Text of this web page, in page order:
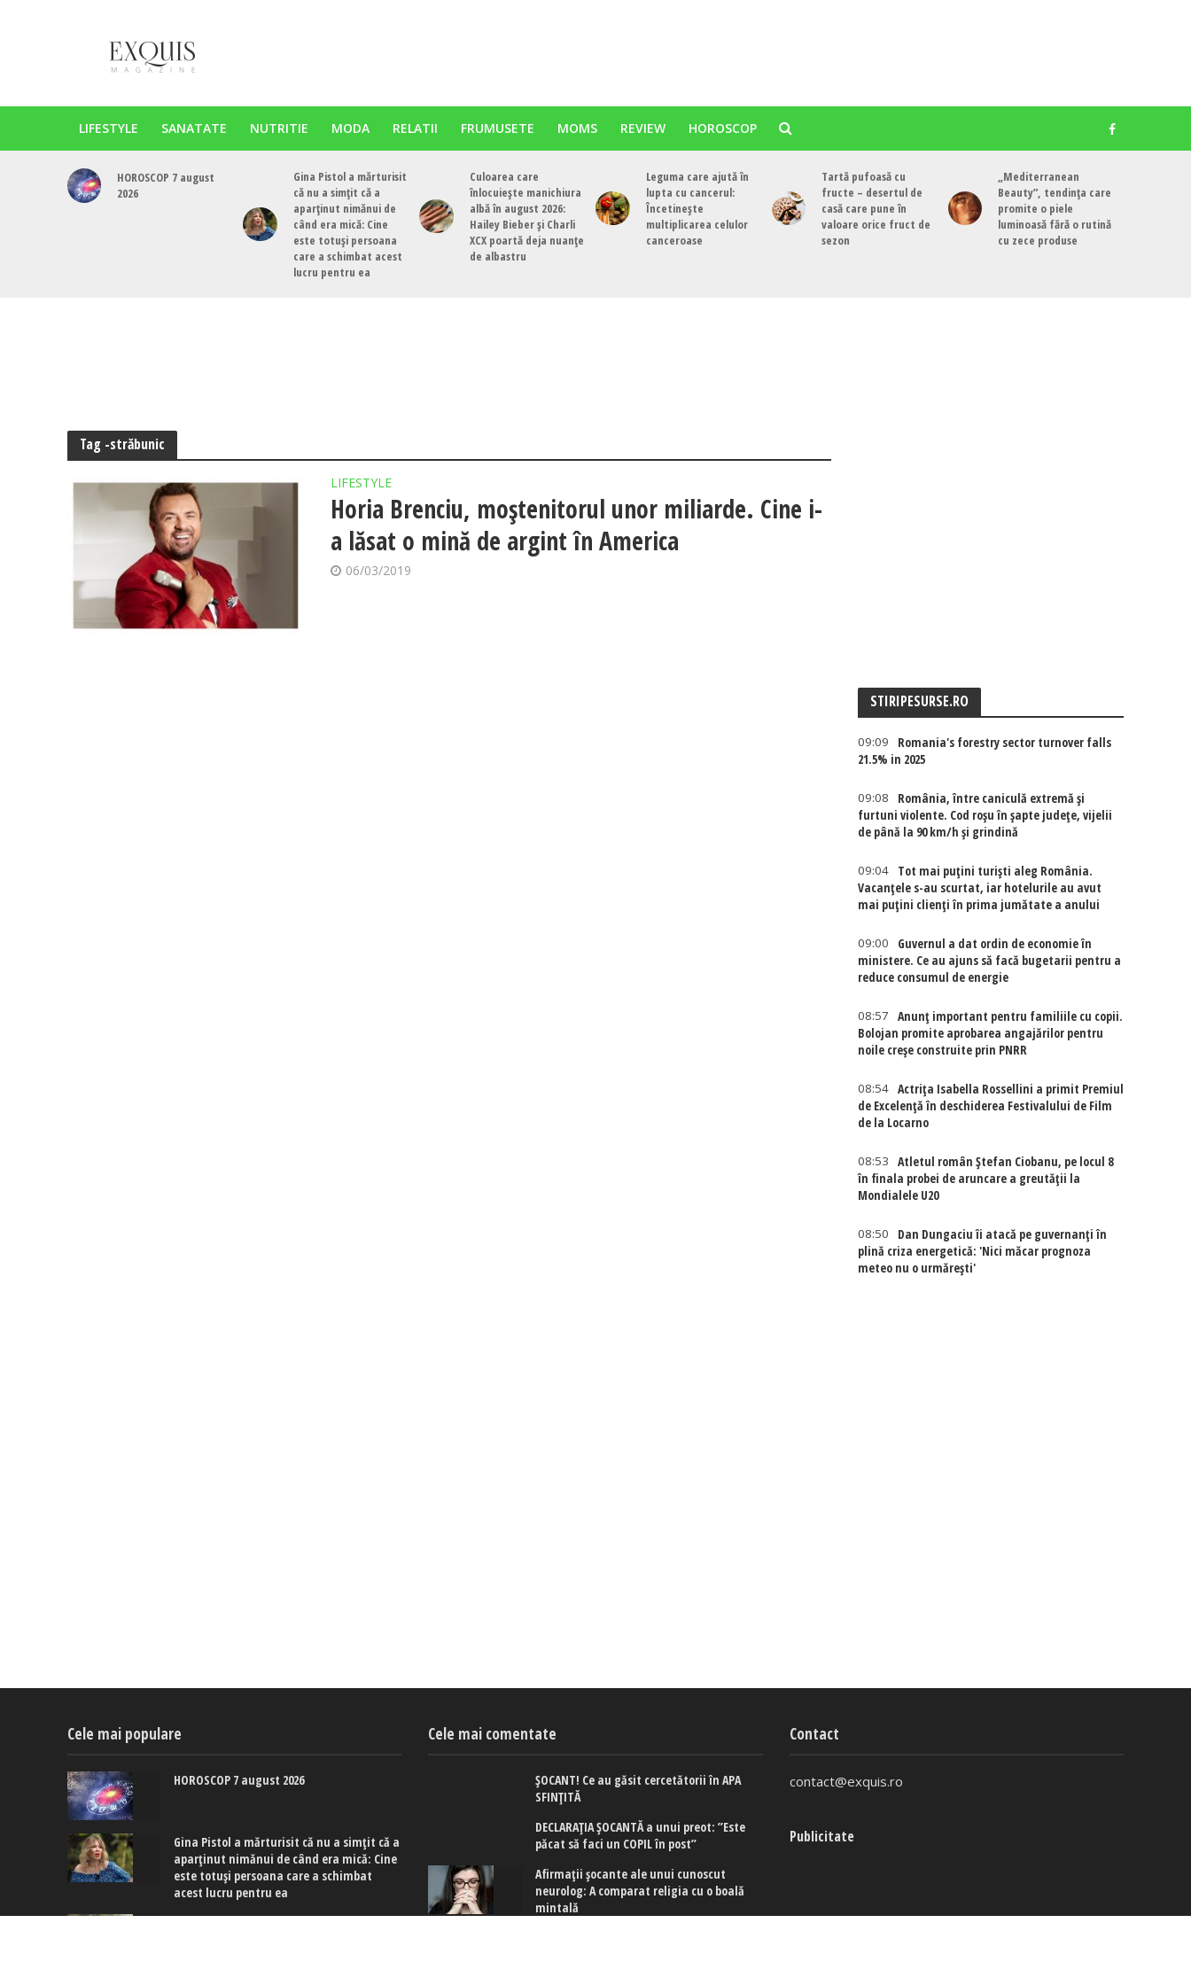
LIFESTYLE SANATATE NUTRITIE MODA RELATII FRUMUSETE MOMS REVIEW HOROSCOP
HOROSCOP 7 august
2026
Gina Pistol a mărturisit
că nu a simțit că a
aparținut nimănui de
când era mică: Cine
este totuși persoana
care a schimbat acest
lucru pentru ea
Culoarea care
înlocuiește manichiura
albă în august 2026:
Hailey Bieber și Charli
XCX poartă deja nuanțe
de albastru
Leguma care ajută în
lupta cu cancerul:
Încetinește
multiplicarea celulor
canceroase
Tartă pufoasă cu
fructe – desertul de
casă care pune în
valoare orice fruct de
sezon
„Mediterranean
Beauty”, tendința care
promite o piele
luminoasă fără o rutină
cu zece produse
Tag -străbunic
LIFESTYLE
Horia Brenciu, moștenitorul unor miliarde. Cine i-
a lăsat o mină de argint în America
06/03/2019
STIRIPESURSE.RO
09:09
Romania's forestry sector turnover falls
21.5% in 2025
09:08
România, între caniculă extremă și
furtuni violente. Cod roșu în șapte județe, vijelii
de până la 90 km/h și grindină
09:04
Tot mai puțini turiști aleg România.
Vacanțele s-au scurtat, iar hotelurile au avut
mai puțini clienți în prima jumătate a anului
09:00
Guvernul a dat ordin de economie în
ministere. Ce au ajuns să facă bugetarii pentru a
reduce consumul de energie
08:57
Anunț important pentru familiile cu copii.
Bolojan promite aprobarea angajărilor pentru
noile creșe construite prin PNRR
08:54 Actriţa Isabella Rossellini a primit Premiul
de Excelenţă în deschiderea Festivalului de Film
de la Locarno
08:53
Atletul român Ștefan Ciobanu, pe locul 8
în finala probei de aruncare a greutății la
Mondialele U20
08:50
Dan Dungaciu îi atacă pe guvernanți în
plină criza energetică: 'Nici măcar prognoza
meteo nu o urmărești'
Cele mai populare
HOROSCOP 7 august 2026
Gina Pistol a mărturisit că nu a simțit că a
aparținut nimănui de când era mică: Cine
este totuși persoana care a schimbat
acest lucru pentru ea
Cele mai comentate
ȘOCANT! Ce au găsit cercetătorii în APA
SFINȚITĂ
DECLARAȚIA ȘOCANTĂ a unui preot: ”Este
păcat să faci un COPIL în post”
Afirmaţii şocante ale unui cunoscut
neurolog: A comparat religia cu o boală
mintală
Contact
contact@exquis.ro
Publicitate